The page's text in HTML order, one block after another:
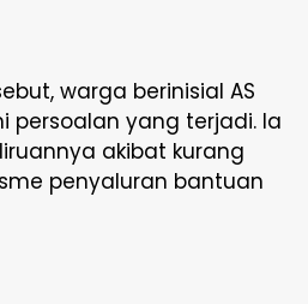
warga berinisial AS
persoalan yang terjadi. Ia
akibat kurang
penyaluran bantuan